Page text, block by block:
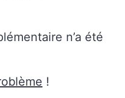
n’a été
!